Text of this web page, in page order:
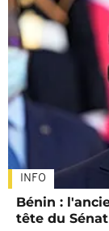
INFO
Bénin :
tête du Sénat